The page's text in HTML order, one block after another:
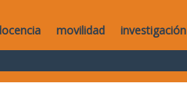
movilidad investigación